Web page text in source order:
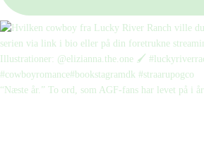
“Næste år.” To ord, som AGF-fans har levet på i år